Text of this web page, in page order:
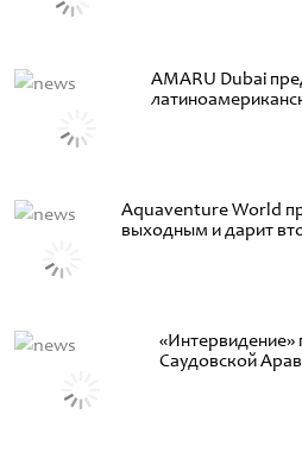
AMARU Dubai
Aquaventure World
выходным и дарит
«Интервидение»
Саудовской